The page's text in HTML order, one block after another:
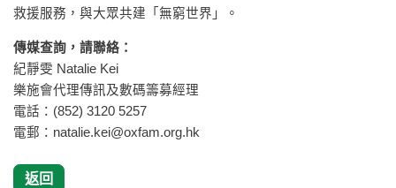
救援服務，與大眾共建「無窮世界」。
傳媒查詢，請聯絡：
紀靜雯 Natalie Kei
樂施會代理傳訊及數碼籌募經理
電話：(852) 3120 5257
電郵： natalie.kei@oxfam.org.hk
返回